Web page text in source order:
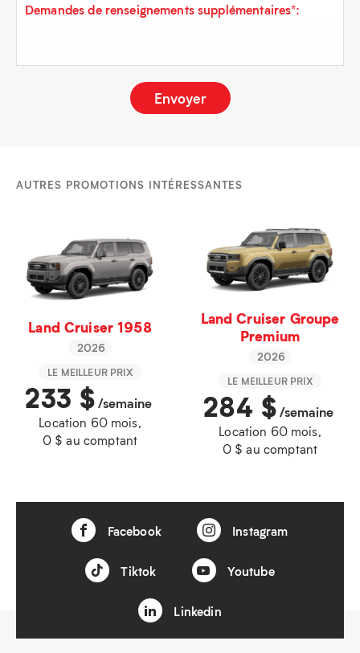
Demandes de renseignements supplémentaires*:
AUTRES PROMOTIONS INTÉRESSANTES
Land Cruiser 1958
2026
LE MEILLEUR PRIX
233 $/semaine
Location 60 mois,
0 $ au comptant
Land Cruiser Groupe
Premium
2026
LE MEILLEUR PRIX
284 $/semaine
Location 60 mois,
0 $ au comptant
Facebook Instagram
Tiktok Youtube
Linkedin